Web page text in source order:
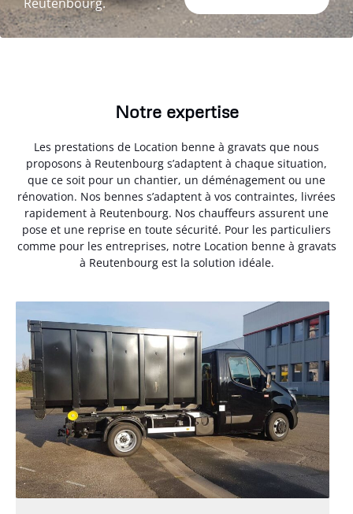
Reutenbourg.
Notre expertise
Les prestations de Location benne à gravats que nous
proposons à Reutenbourg s’adaptent à chaque situation,
que ce soit pour un chantier, un déménagement ou une
rénovation. Nos bennes s’adaptent à vos contraintes, livrées
rapidement à Reutenbourg. Nos chauffeurs assurent une
pose et une reprise en toute sécurité. Pour les particuliers
comme pour les entreprises, notre Location benne à gravats
à Reutenbourg est la solution idéale.